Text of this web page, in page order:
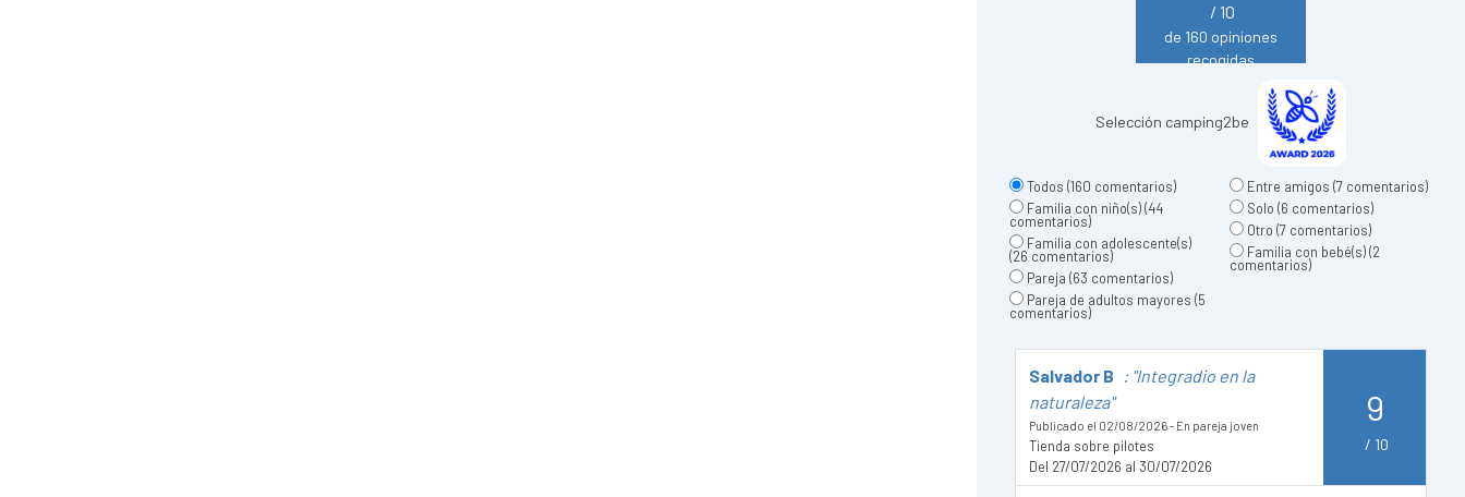
/ 10
de 160 opiniones
recogidas
Selección camping2be
Todos (160 comentarios)
Familia con niño(s)(44
comentarios)
Familia con adolescente(s)
(26 comentarios)
Pareja (63 comentarios)
Pareja de adultos mayores (5
comentarios)
Entre amigos (7 comentarios)
Solo (6 comentarios)
Otro (7 comentarios)
Familia con bebé(s)(2
comentarios)
Salvador B : "Integradio en la
naturaleza"
Publicado el 02/08/2026 - En pareja joven
Tienda sobre pilotes
Del 27/07/2026 al 30/07/2026
9
/ 10